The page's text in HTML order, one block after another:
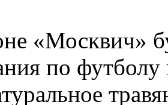
«Москвич»
по футболу